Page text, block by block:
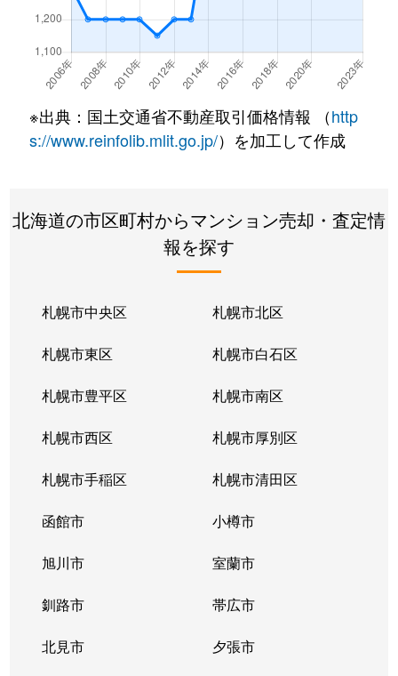
北２２条東 300万円
北２２条東
640万円 元町(札幌)
北２２条東
3,200万円 元町(札幌)
北２４条東
3,000万円 元町(札幌)
北２６条東
2,000万円 元町(札幌)
2,200万円
北３３条東
新道東
北３４条東
新道東
北３４条東
新道東
北３４条東
新道東
北３５条東
北34条
北３５条東
北34条
北３５条東
新道東
北３６条東
新道東
北３７条東
新道東
※出典：国土交通省不動産取引価格情報 （http
s://www.reinfolib.mlit.go.jp/）を加工して作成
北海道の市区町村からマンション売却・査定情
報を探す
札幌市中央区 札幌市北区
札幌市東区 札幌市白石区
札幌市豊平区 札幌市南区
札幌市西区 札幌市厚別区
札幌市手稲区 札幌市清田区
函館市 小樽市
旭川市 室蘭市
釧路市 帯広市
北見市 夕張市